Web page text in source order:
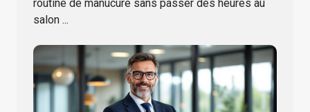
routine de manucure sans passer des heures au
salon ...